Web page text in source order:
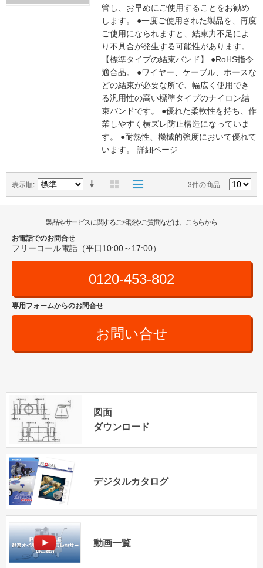
管し、お早めにご使用することをお勧め
します。 ●一度ご使用された製品を、再度
ご使用になられますと、結束力不足によ
り不具合が発生する可能性があります。
【標準タイプの結束バンド】 ●RoHS指令
適合品。 ●ワイヤー、ケーブル、ホースな
どの結束が必要な所で、幅広く使用でき
る汎用性の高い標準タイプのナイロン結
束バンドです。 ●優れた柔軟性を持ち、作
業しやすく横ズレ防止構造になっていま
す。 ●耐熱性、機械的強度において優れて
います。 詳細ページ
表示順 3件の商品
製品やサービスに関するご相談やご質問などは、こちらから
お電話でのお問合せ
フリーコール電話（平日10:00～17:00）
0120-453-802
専用フォームからのお問合せ
お問い合せ
図面
ダウンロード
デジタルカタログ
動画一覧